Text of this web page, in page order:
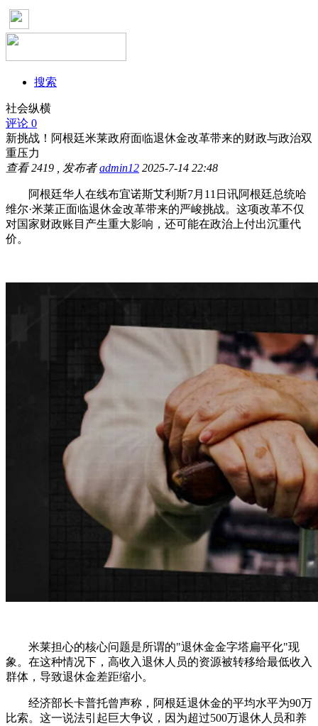
搜索
社会纵横
评论 0
新挑战！阿根廷米莱政府面临退休金改革带来的财政与政治双
重压力
查看2419 , 发布者admin12 2025-7-14 22:48
阿根廷华人在线布宜诺斯艾利斯7月11日讯阿根廷总统哈
维尔·米莱正面临退休金改革带来的严峻挑战。这项改革不仅
对国家财政账目产生重大影响，还可能在政治上付出沉重代
价。
米莱担心的核心问题是所谓的"退休金金字塔扁平化"现
象。在这种情况下，高收入退休人员的资源被转移给最低收入
群体，导致退休金差距缩小。
经济部长卡普托曾声称，阿根廷退休金的平均水平为90万
比索。这一说法引起巨大争议，因为超过500万退休人员和养